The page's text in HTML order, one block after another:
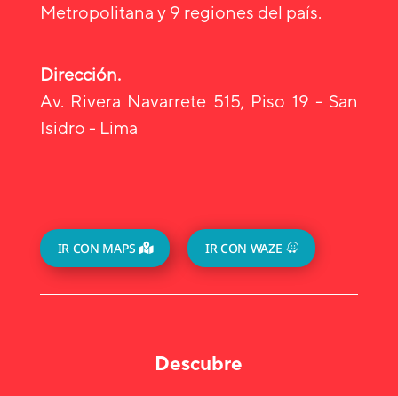
Metropolitana y 9 regiones del país.
Dirección.
Av. Rivera Navarrete 515, Piso 19 - San
Isidro - Lima
IR CON MAPS IR CON WAZE
Descubre